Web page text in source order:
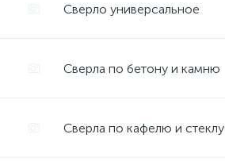
Сверло универсальное
Сверла по бетону и камню
Сверла по кафелю и стеклу